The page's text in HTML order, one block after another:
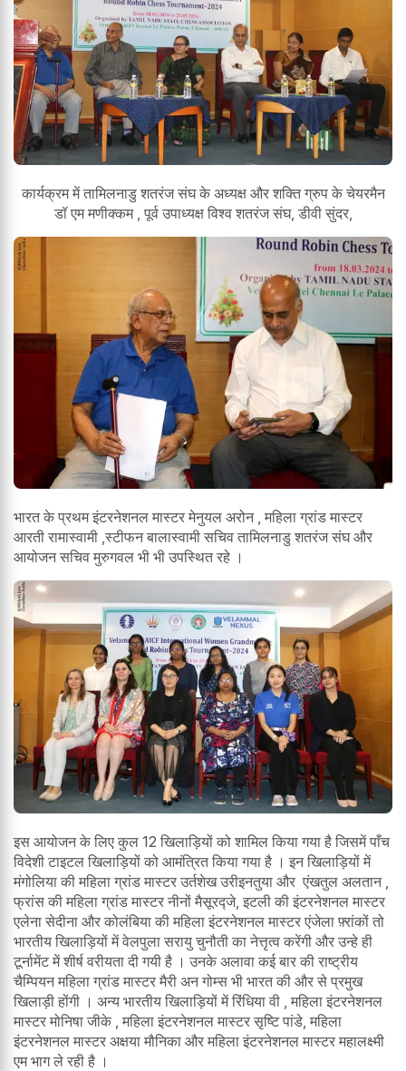
कार्यक्रम में तामिलनाडु शतरंज संघ के अध्यक्ष और शक्ति ग्रुप के चेयरमैन
डॉ एम मणीक्कम , पूर्व उपाध्यक्ष विश्व शतरंज संघ, डीवी सुंदर,
भारत के प्रथम इंटरनेशनल मास्टर मेनुयल अरोन , महिला ग्रांड मास्टर
आरती रामास्वामी ,स्टीफन बालास्वामी सचिव तामिलनाडु शतरंज संघ और
आयोजन सचिव मुरुगवल भी भी उपस्थित रहे ।
इस आयोजन के लिए कुल 12 खिलाड़ियों को शामिल किया गया है जिसमें पाँच
विदेशी टाइटल खिलाड़ियों को आमंत्रित किया गया है । इन खिलाड़ियों में
मंगोलिया की महिला ग्रांड मास्टर उर्तशेख उरीइनतुया और एंखतुल अलतान ,
फ्रांस की महिला ग्रांड मास्टर नीनों मैसूरद्जे, इटली की इंटरनेशनल मास्टर
एलेना सेदीना और कोलंबिया की महिला इंटरनेशनल मास्टर एंजेला फ़्रांकों तो
भारतीय खिलाड़ियों में वेलपुला सरायु चुनौती का नेत्तृत्व करेंगी और उन्हे ही
टूर्नामेंट में शीर्ष वरीयता दी गयी है । उनके अलावा कई बार की राष्ट्रीय
चैम्पियन महिला ग्रांड मास्टर मैरी अन गोम्स भी भारत की और से प्रमुख
खिलाड़ी होंगी । अन्य भारतीय खिलाड़ियों में रिंधिया वी , महिला इंटरनेशनल
मास्टर मोनिषा जीके , महिला इंटरनेशनल मास्टर सृष्टि पांडे, महिला
इंटरनेशनल मास्टर अक्षया मौनिका और महिला इंटरनेशनल मास्टर महालक्ष्मी
एम भाग ले रही है ।